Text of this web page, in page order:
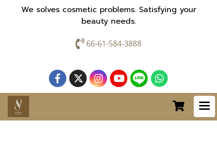
We solves cosmetic problems. Satisfying your
beauty needs.
66-61-584-3888